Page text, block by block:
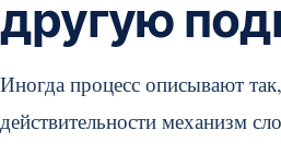
другую
Иногда процесс описывают
действительности механизм